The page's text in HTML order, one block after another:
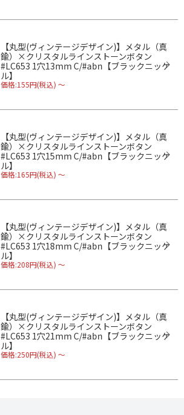
【丸型(ヴィンテージデザイン)】メタル（真
鍮）×クリスタルラインストーンボタン
#LC653 1穴13mm C/#abn【ブラックニッケ
ル】
価格:155円(税込) ～
【丸型(ヴィンテージデザイン)】メタル（真
鍮）×クリスタルラインストーンボタン
#LC653 1穴15mm C/#abn【ブラックニッケ
ル】
価格:165円(税込) ～
【丸型(ヴィンテージデザイン)】メタル（真
鍮）×クリスタルラインストーンボタン
#LC653 1穴18mm C/#abn【ブラックニッケ
ル】
価格:208円(税込) ～
【丸型(ヴィンテージデザイン)】メタル（真
鍮）×クリスタルラインストーンボタン
#LC653 1穴21mm C/#abn【ブラックニッケ
ル】
価格:250円(税込) ～